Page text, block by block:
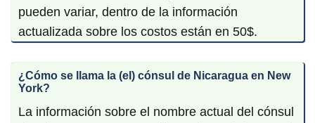
pueden variar, dentro de la información
actualizada sobre los costos están en 50$.
¿Cómo se llama la (el) cónsul de Nicaragua en New
York?
La información sobre el nombre actual del cónsul